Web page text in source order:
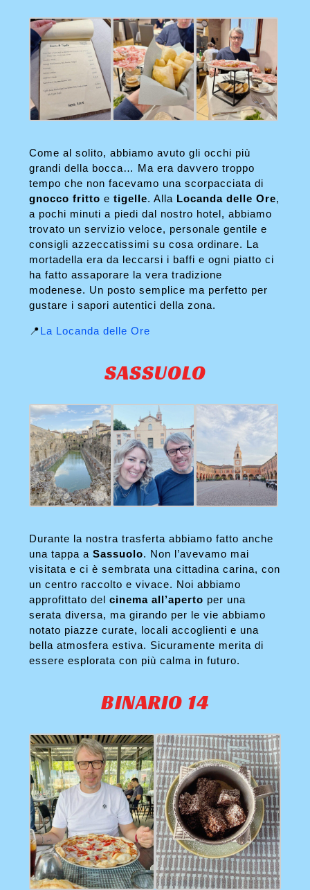
Come al solito, abbiamo avuto gli occhi più
grandi della bocca… Ma era davvero troppo
tempo che non facevamo una scorpacciata di
gnocco fritto etigelle. Alla Locanda delle Ore,
a pochi minuti a piedi dal nostro hotel, abbiamo
trovato un servizio veloce, personale gentile e
consigli azzeccatissimi su cosa ordinare. La
mortadella era da leccarsi i baffi e ogni piatto ci
ha fatto assaporare la vera tradizione
modenese. Un posto semplice ma perfetto per
gustare i sapori autentici della zona.
📍La Locanda delle Ore
SASSUOLO
Durante la nostra trasferta abbiamo fatto anche
una tappa aSassuolo. Non l’avevamo mai
visitata e ci è sembrata una cittadina carina, con
un centro raccolto e vivace. Noi abbiamo
approfittato delcinema all’aperto per una
serata diversa, ma girando per le vie abbiamo
notato piazze curate, locali accoglienti e una
bella atmosfera estiva. Sicuramente merita di
essere esplorata con più calma in futuro.
BINARIO 14